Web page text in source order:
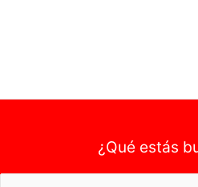
¿Qué estás